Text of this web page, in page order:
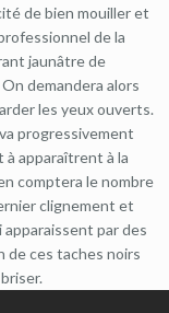
de bien mouiller et
de la
jaunâtre de
demandera alors
les yeux ouverts.
progressivement
à apparaîtrent à la
comptera le nombre
clignement et
apparaissent par des
de ces taches noirs